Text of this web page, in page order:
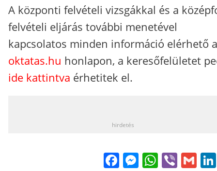
A központi felvételi vizsgákkal és a
felvételi eljárás további menetével
kapcsolatos minden információ elérhető
oktatas.hu honlapon, a keresőfelületet
ide kattintva érhetitek el.
hirdetés
FacebookViber